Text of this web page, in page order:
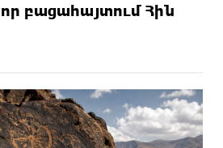
բացահայտում Հին